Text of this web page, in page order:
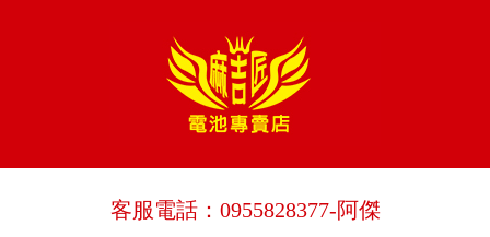
客服電話： 0955828377-阿傑